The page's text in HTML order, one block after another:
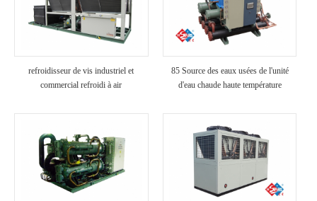
refroidisseur de vis industriel et
commercial refroidi à air
85 Source des eaux usées de l'unité
d'eau chaude haute température